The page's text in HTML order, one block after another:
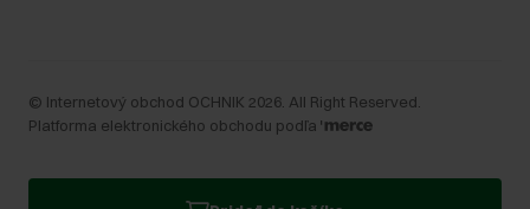
© Internetový obchod OCHNIK 2026 . All Right Reserved.
Platforma elektronického obchodu podľa